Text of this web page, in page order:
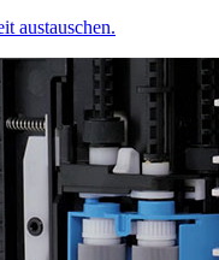
austauschen.